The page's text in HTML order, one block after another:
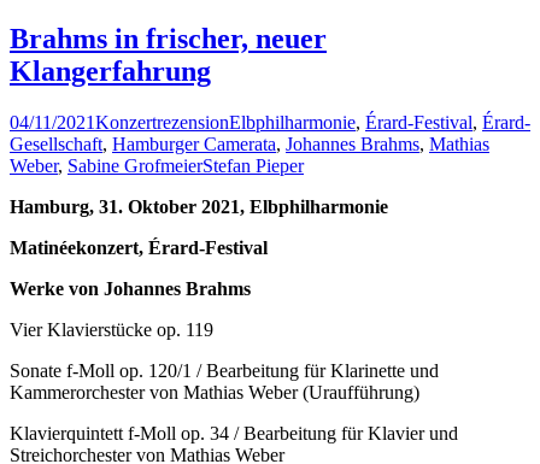
Brahms in frischer, neuer
Klangerfahrung
04/11/2021KonzertrezensionElbphilharmonie, Érard-Festival, Érard-
Gesellschaft, Hamburger Camerata, Johannes Brahms, Mathias
Weber, Sabine GrofmeierStefan Pieper
Hamburg, 31. Oktober 2021, Elbphilharmonie
Matinéekonzert, Érard-Festival
Werke von Johannes Brahms
Vier Klavierstücke op. 119
Sonate f-Moll op. 120/1 / Bearbeitung für Klarinette und
Kammerorchester von Mathias Weber (Uraufführung)
Klavierquintett f-Moll op. 34 / Bearbeitung für Klavier und
Streichorchester von Mathias Weber